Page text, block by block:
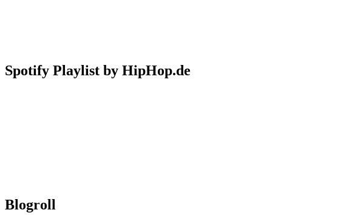
Spotify Playlist by HipHop.de
Blogroll